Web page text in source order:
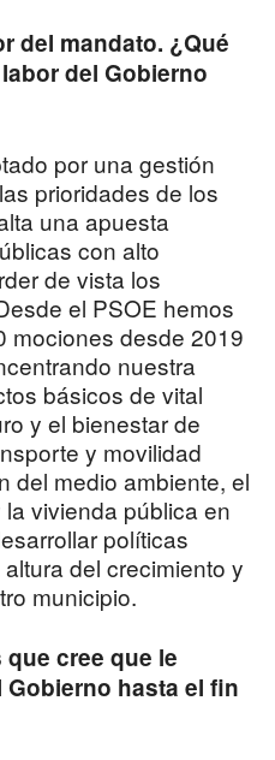
del mandato. ¿Qué
del Gobierno
por una gestión
prioridades de los
una apuesta
con alto
de vista los
el PSOE hemos
mociones desde 2019
nuestra
básicos de vital
y el bienestar de
y movilidad
del medio ambiente, el
vivienda pública en
políticas
del crecimiento y
municipio.
cree que le
hasta el fin